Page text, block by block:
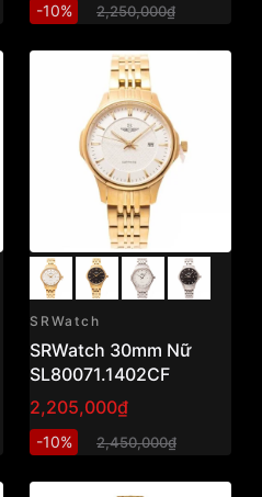
-10% 2,250,000₫
SRWatch
SRWatch 30mm Nữ
SL80071.1402CF
2,205,000₫
-10% 2,450,000₫